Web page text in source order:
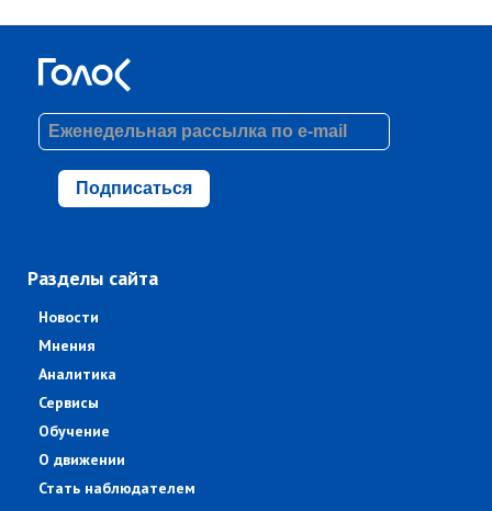
Подписаться
Разделы сайта
Новости
Мнения
Аналитика
Сервисы
Обучение
О движении
Стать наблюдателем